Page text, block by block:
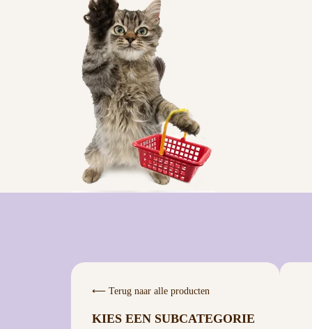
⟵ Terug naar alle producten
KIES EEN SUBCATEGORIE